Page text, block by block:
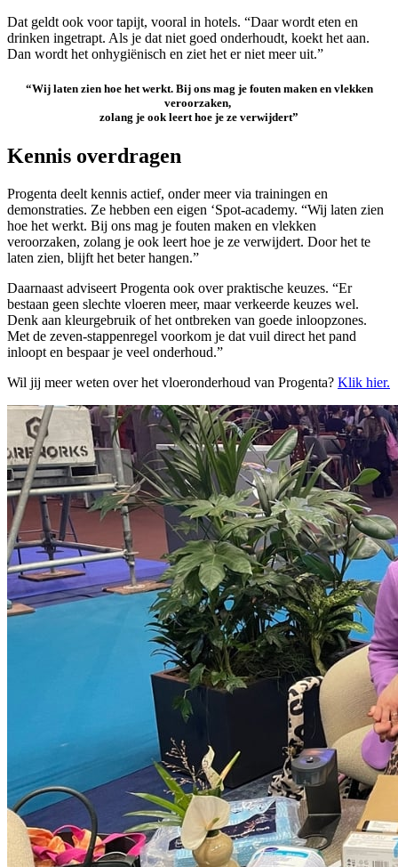
Dat geldt ook voor tapijt, vooral in hotels. “Daar wordt eten en
drinken ingetrapt. Als je dat niet goed onderhoudt, koekt het aan.
Dan wordt het onhygiënisch en ziet het er niet meer uit.”
“Wij laten zien hoe het werkt. Bij ons mag je fouten maken en vlekken
veroorzaken,
zolang je ook leert hoe je ze verwijdert”
Kennis overdragen
Progenta deelt kennis actief, onder meer via trainingen en
demonstraties. Ze hebben een eigen ‘Spot-academy. “Wij laten zien
hoe het werkt. Bij ons mag je fouten maken en vlekken
veroorzaken, zolang je ook leert hoe je ze verwijdert. Door het te
laten zien, blijft het beter hangen.”
Daarnaast adviseert Progenta ook over praktische keuzes. “Er
bestaan geen slechte vloeren meer, maar verkeerde keuzes wel.
Denk aan kleurgebruik of het ontbreken van goede inloopzones.
Met de zeven-stappenregel voorkom je dat vuil direct het pand
inloopt en bespaar je veel onderhoud.”
Wil jij meer weten over het vloeronderhoud van Progenta? Klik hier.